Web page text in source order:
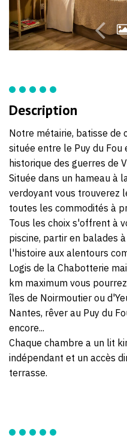
Description
Notre métairie, batisse de
située entre le Puy du
historique des guerres de
Située dans un hameau à
verdoyant vous trouverez
toutes les commodités à
Tous les choix s'offrent à
piscine, partir en balades
l'histoire aux alentours
Logis de la Chabotterie
km maximum vous
îles de Noirmoutier ou
Nantes, rêver au Puy du
encore...
Chaque chambre a un lit
indépendant et un accès
terrasse.